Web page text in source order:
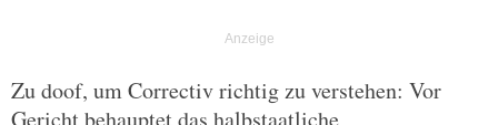
Zu doof, um Correctiv richtig zu verstehen: Vor
Gericht behauptet das halbstaatliche